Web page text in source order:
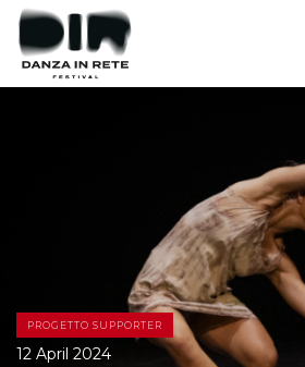
PROGETTO SUPPORTER
12 April 2024